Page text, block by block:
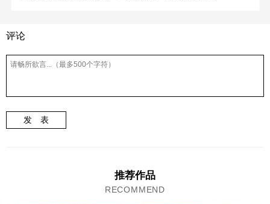
评论
发 表
推荐作品
RECOMMEND